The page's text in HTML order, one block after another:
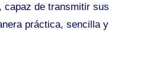
capaz de transmitir sus
práctica, sencilla y